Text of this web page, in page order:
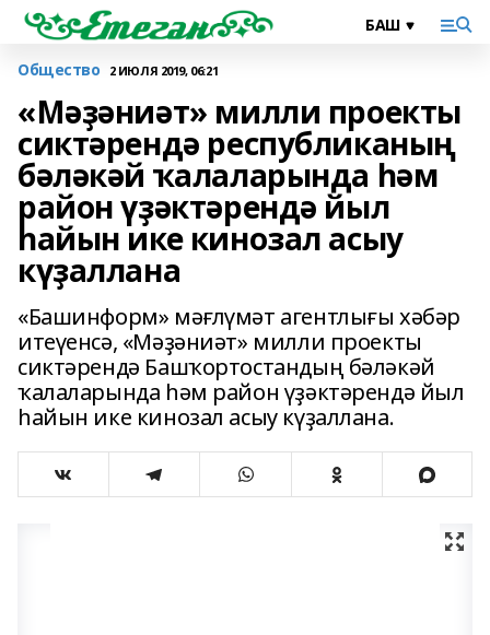
Общество 2 ИЮЛЯ 2019, 06:21
«Мәҙәниәт» милли проекты
сиктәрендә республиканың
бәләкәй ҡалаларында һәм
район үҙәктәрендә йыл
һайын ике кинозал асыу
күҙаллана
«Башинформ» мәғлүмәт агентлығы хәбәр
итеүенсә, «Мәҙәниәт» милли проекты
сиктәрендә Башҡортостандың бәләкәй
ҡалаларында һәм район үҙәктәрендә йыл
һайын ике кинозал асыу күҙаллана.